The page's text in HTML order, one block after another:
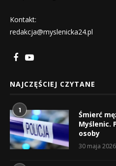
Kontakt:
redakcja@myslenicka24.pl
NAJCZĘŚCIEJ CZYTANE
1
Śmierć
Myślenic.
osoby
30 maja 2026